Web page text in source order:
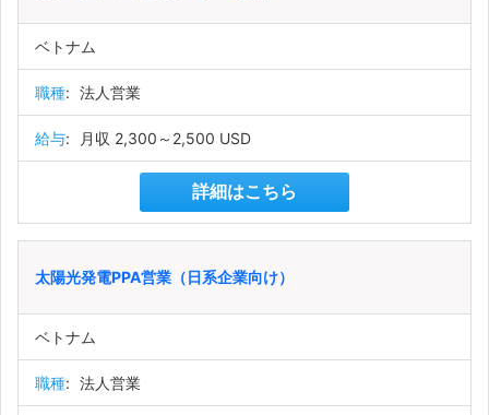
ベトナム
職種: 法人営業
給与: 月収 2,300～2,500 USD
詳細はこちら
太陽光発電PPA営業（日系企業向け）
ベトナム
職種: 法人営業